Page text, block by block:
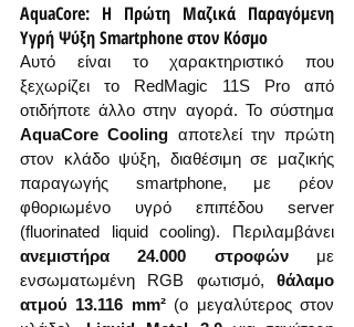
AquaCore: Η Πρώτη Μαζικά Παραγόμενη
Υγρή Ψύξη Smartphone στον Κόσμο
Αυτό είναι το χαρακτηριστικό που
ξεχωρίζει το RedMagic 11S Pro από
AquaCore Cooling αποτελεί την πρώτη
στον κλάδο ψύξη, διαθέσιμη σε μαζικής
παραγωγής smartphone, με ρέον
φθοριωμένο υγρό επιπέδου server
ανεμιστήρα 24.000 στροφών με
ενσωματωμένη RGB φωτισμό, θάλαμο
ατμού 13.116 mm² (ο μεγαλύτερος στον